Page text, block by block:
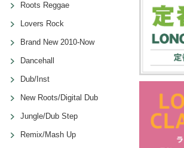
Roots Reggae
Lovers Rock
Brand New 2010-Now
Dancehall
Dub/Inst
New Roots/Digital Dub
Jungle/Dub Step
Remix/Mash Up